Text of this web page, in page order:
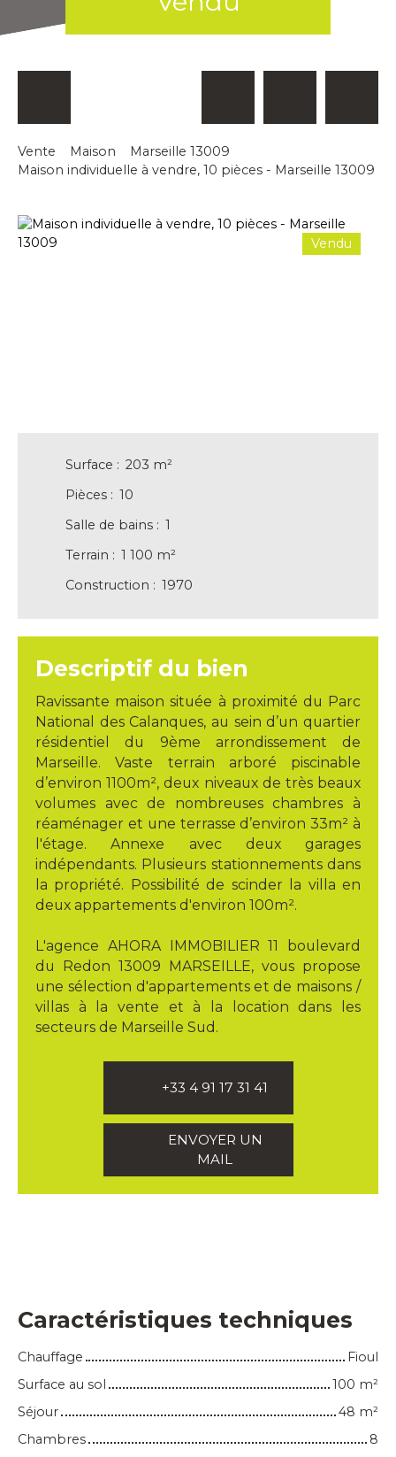
Vente Maison
Marseille 13009
Maison individuelle à vendre, 10 pièces - Marseille 13009
Vendu
Surface : 203 m²
Pièces : 10
Salle de bains : 1
Terrain : 1 100 m²
Construction : 1970
Descriptif du bien
Ravissante maison située à proximité du Parc
National des Calanques, au sein d’un quartier
résidentiel du 9ème arrondissement de
Marseille. Vaste terrain arboré piscinable
d’environ 1100m², deux niveaux de très beaux
volumes avec de nombreuses chambres à
réaménager et une terrasse d’environ 33m² à
l'étage. Annexe avec deux garages
indépendants. Plusieurs stationnements dans
la propriété. Possibilité de scinder la villa en
deux appartements d'environ 100m².
L'agence AHORA IMMOBILIER 11 boulevard
du Redon 13009 MARSEILLE, vous propose
une sélection d'appartements et de maisons /
villas à la vente et à la location dans les
secteurs de Marseille Sud.
+33 4 91 17 31 41
ENVOYER UN
MAIL
Caractéristiques techniques
Chauffage
Fioul
Surface au sol
100 m²
Séjour
48 m²
Chambres
8